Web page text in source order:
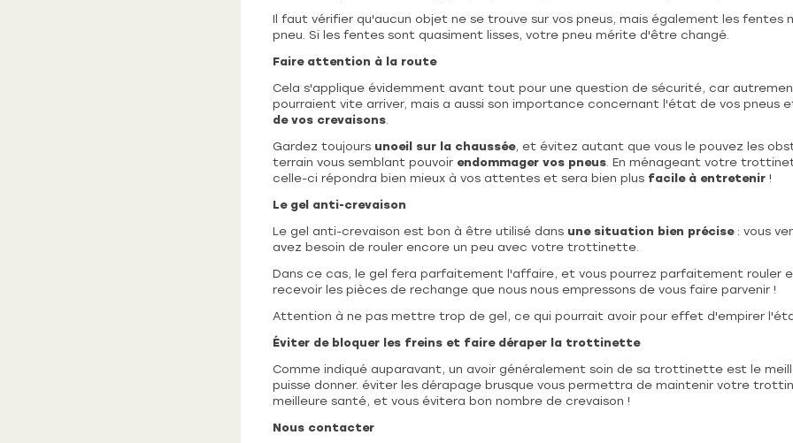
Il faut vérifier qu'aucun objet ne se trouve sur vos pneus, mais également les fentes
pneu. Si les fentes sont quasiment lisses, votre pneu mérite d'être changé.
Faire attention à la route
Cela s'applique évidemment avant tout pour une question de sécurité, car
pourraient vite arriver, mais a aussi son importance concernant l'état de vos pneus
de vos crevaisons.
Gardez toujours unoeil sur la chaussée, et évitez autant que vous le pouvez les
terrain vous semblant pouvoir endommager vos pneus. En ménageant votre
celle-ci répondra bien mieux à vos attentes et sera bien plus facile à entretenir !
Le gel anti-crevaison
Le gel anti-crevaison est bon à être utilisé dans une situation bien précise: vous
avez besoin de rouler encore un peu avec votre trottinette.
Dans ce cas, le gel fera parfaitement l'affaire, et vous pourrez parfaitement rouler
recevoir les pièces de rechange que nous nous empressons de vous faire parvenir !
Attention à ne pas mettre trop de gel, ce qui pourrait avoir pour effet d'empirer
Éviter de bloquer les freins et faire déraper la trottinette
Comme indiqué auparavant, un avoir généralement soin de sa trottinette est le
puisse donner. éviter les dérapage brusque vous permettra de maintenir votre
meilleure santé, et vous évitera bon nombre de crevaison !
Nous contacter